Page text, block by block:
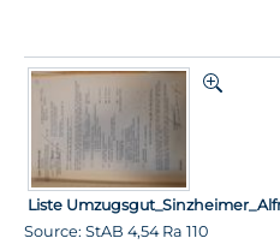
Liste
Source: StAB 4,54 Ra 110